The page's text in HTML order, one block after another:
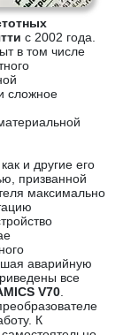
с 2002 года.
в том числе
сложное
и другие его
призванной
максимально
аварийную
все
V70
К